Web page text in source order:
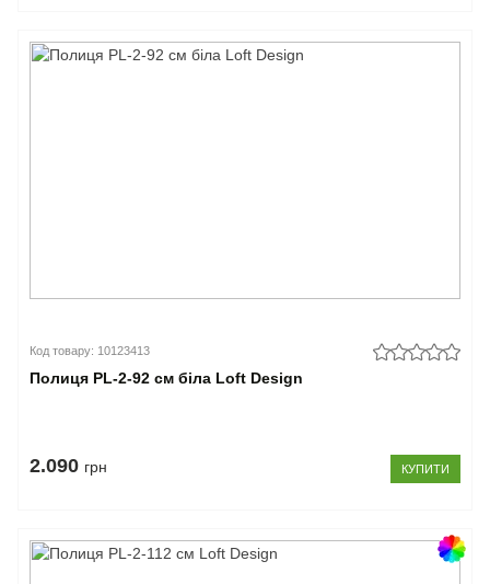
Код товару: 10123413
Полиця PL-2-92 см біла Loft Design
2.090 грн КУПИТИ